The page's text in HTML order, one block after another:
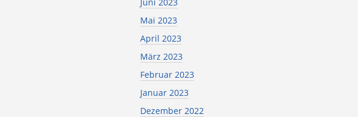
Mai 2023
April 2023
März 2023
Februar 2023
Januar 2023
Dezember 2022